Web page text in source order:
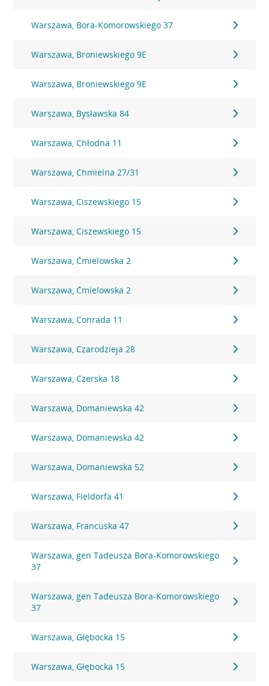
Warszawa, Bora-Komorowskiego 37
Warszawa, Broniewskiego 9E
Warszawa, Broniewskiego 9E
Warszawa, Bysławska 84
Warszawa, Chłodna 11
Warszawa, Chmielna 27/31
Warszawa, Ciszewskiego 15
Warszawa, Ciszewskiego 15
Warszawa, Ćmielowska 2
Warszawa, Ćmielowska 2
Warszawa, Conrada 11
Warszawa, Czarodzieja 28
Warszawa, Czerska 18
Warszawa, Domaniewska 42
Warszawa, Domaniewska 42
Warszawa, Domaniewska 52
Warszawa, Fieldorfa 41
Warszawa, Francuska 47
Warszawa, gen Tadeusza Bora-Komorowskiego
37
Warszawa, gen Tadeusza Bora-Komorowskiego
37
Warszawa, Głębocka 15
Warszawa, Głębocka 15